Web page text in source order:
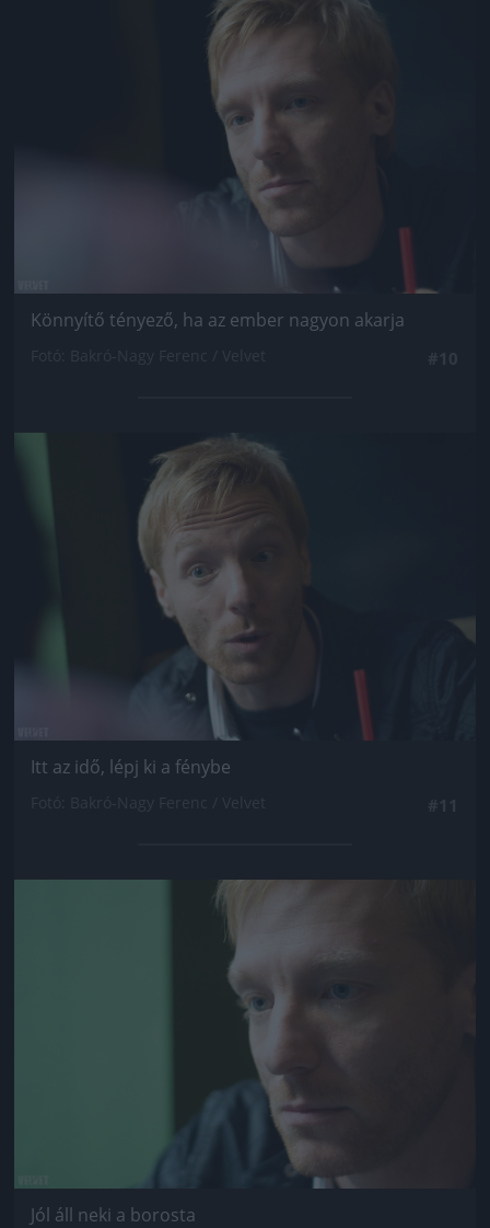
Jön még kép!
Könnyítő tényező, ha az ember nagyon akarja
Jön még kép!
Itt az idő, lépj ki a fénybe
Jön még kép!
Jól áll neki a borosta